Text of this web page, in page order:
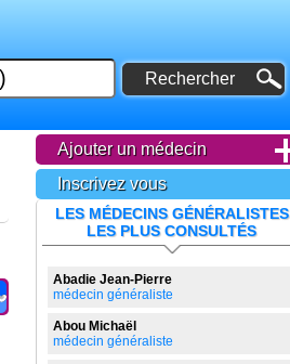
Ajouter un médecin
Inscrivez vous
LES MÉDECINS GÉNÉRALISTES
LES PLUS CONSULTÉS
Abadie Jean-Pierre
médecin généraliste
Abou Michaël
médecin généraliste